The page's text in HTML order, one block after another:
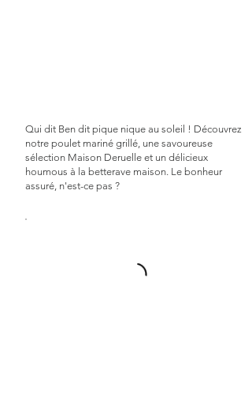
Qui dit Ben dit pique nique au soleil ! Découvrez
notre poulet mariné grillé, une savoureuse
sélection Maison Deruelle et un délicieux
houmous à la betterave maison. Le bonheur
assuré, n'est-ce pas ?